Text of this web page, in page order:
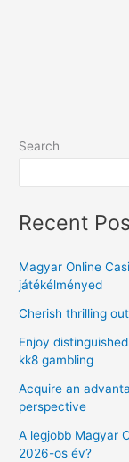
Search
Recent
Magyar Online
játékélményed
Cherish thrilling
Enjoy
kk8 gambling
Acquire an
perspective
A legjobb Magyar
2026-os év?